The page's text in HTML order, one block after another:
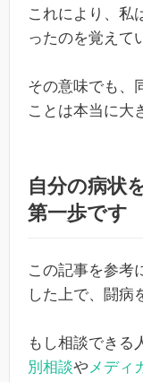
これにより、私
ったのを覚えて
その意味でも、
ことは本当に大
自分の病状
第一歩です
この記事を参考
した上で、闘病
もし相談できる
別相談やメディ